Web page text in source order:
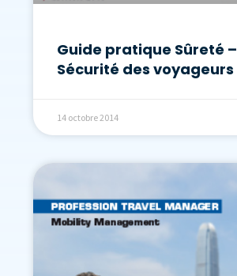
Guide pratique Sûreté –
Sécurité des voyageurs
14 octobre 2014